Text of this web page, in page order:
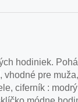
hodiniek.
pre
ciferník :